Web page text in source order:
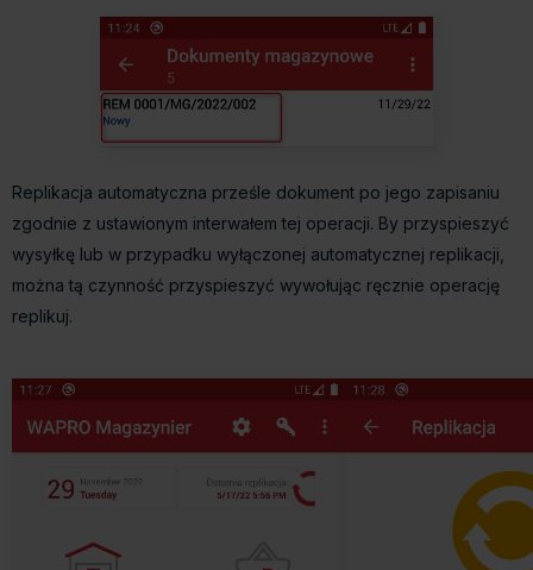
Replikacja automatyczna prześle dokument po jego zapisaniu
zgodnie z ustawionym interwałem tej operacji. By przyspieszyć
wysyłkę lub w przypadku wyłączonej automatycznej replikacji,
można tą czynność przyspieszyć wywołując ręcznie operację
replikuj.